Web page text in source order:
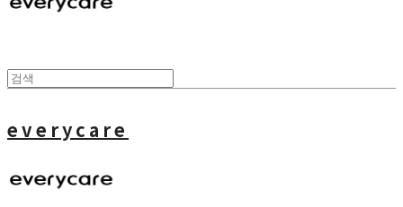
everycare